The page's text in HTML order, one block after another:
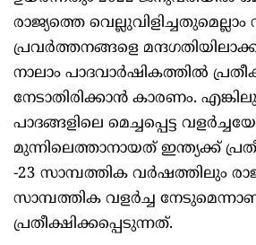
രാജ്യത്തെ
പ്രവർത്തനങ്ങളെ
നാലാം പാദവാർഷികത്തിൽ
നേടാതിരിക്കാൻ കാരണം.
പാദങ്ങളിലെ മെച്ചപ്പെട്ട
മുന്നിലെത്താനായത് ഇന്ത്യക്ക്
-23 സാമ്പത്തിക വർഷത്തിലും
സാമ്പത്തിക വളർച്ച
പ്രതീക്ഷിക്കപ്പെടുന്നത്.